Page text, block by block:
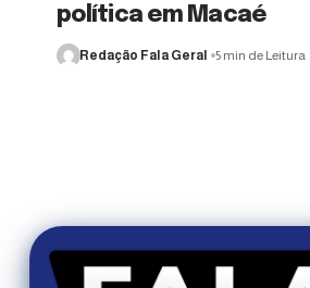
política em Macaé
Redação Fala Geral 5 min de Leitura